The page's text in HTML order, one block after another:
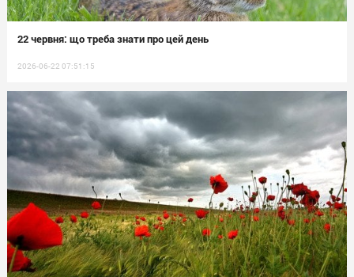
22 червня: що треба знати про цей день
2026-06-22 07:51:15